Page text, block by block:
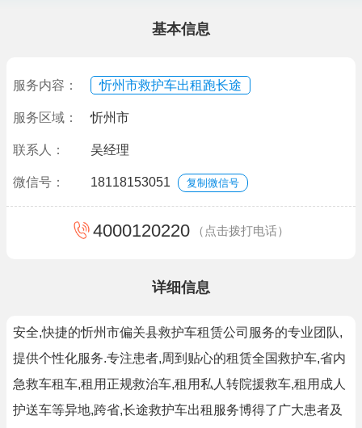
基本信息
服务内容： 忻州市救护车出租跑长途
服务区域： 忻州市
联系人： 吴经理
微信号： 18118153051 复制微信号
4000120220 （点击拨打电话）
详细信息
安全,快捷的忻州市偏关县救护车租赁公司服务的专业团队,
提供个性化服务.专注患者,周到贴心的租赁全国救护车,省内
急救车租车,租用正规救治车,租用私人转院援救车,租用成人
护送车等异地,跨省,长途救护车出租服务博得了广大患者及